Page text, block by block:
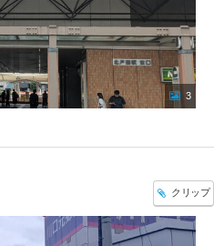
3
クリップ